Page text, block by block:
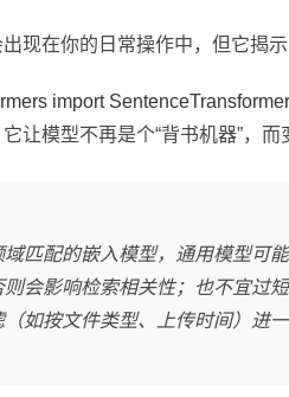
现在你的日常操作中，但它揭
import
让模型不再是个“背书机器”，
匹配的嵌入模型，通用模型可
会影响检索相关性；也不宜过
如按文件类型、上传时间）进